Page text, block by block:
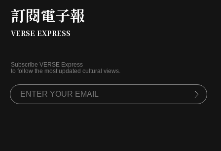
訂閱電子報
VERSE EXPRESS
Subscribe VERSE Express
to follow the most updated cultural views.